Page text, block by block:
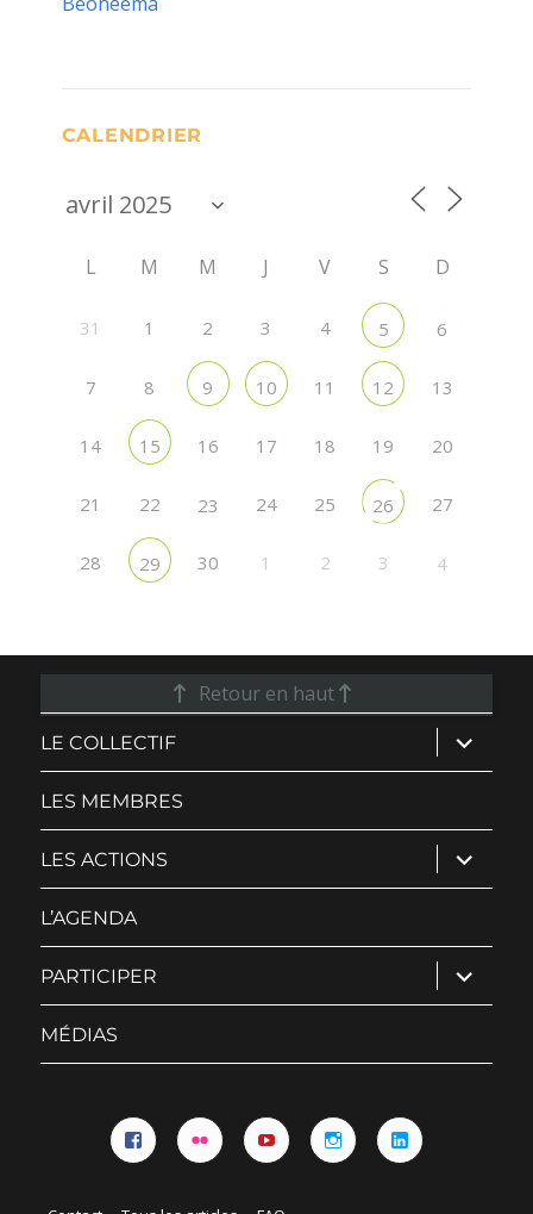
CALENDRIER
L M M J V S D
31 1 2 3 4 5 6
7 8 9 10 11 12 13
14 15 16 17 18 19 20
21 22 23 24 25 26 27
28 29 30 1 2 3 4
Retour en haut
LE COLLECTIF ouvrir
le
sous-
LES MEMBRES
LES ACTIONS ouvrir
le
sous-
L’AGENDA
PARTICIPER ouvrir
le
sous-
MÉDIAS